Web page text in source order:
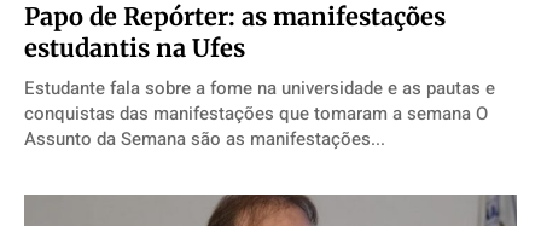
Papo de Repórter: as manifestações
estudantis na Ufes
Estudante fala sobre a fome na universidade e as pautas e
conquistas das manifestações que tomaram a semana O
Assunto da Semana são as manifestações...